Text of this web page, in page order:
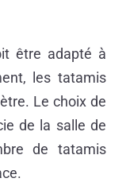
être adapté à
les tatamis
Le choix de
de la salle de
de tatamis